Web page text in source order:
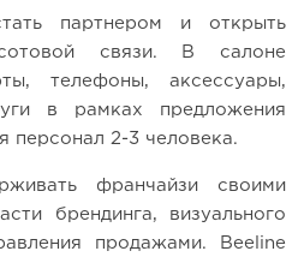
партнером и открыть
связи. В салоне
телефоны, аксессуары,
в рамках предложения
персонал 2-3 человека.
франчайзи своими
брендинга, визуального
продажами. Beeline